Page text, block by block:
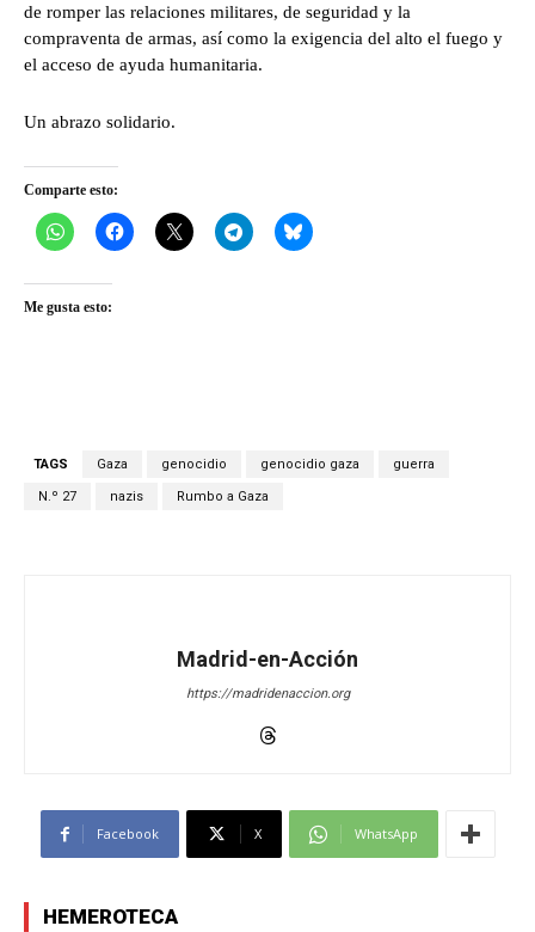
de romper las relaciones militares, de seguridad y la
compraventa de armas, así como la exigencia del alto el fuego y
el acceso de ayuda humanitaria.
Un abrazo solidario.
Comparte esto:
Me gusta esto:
TAGS Gaza genocidio genocidio gaza guerra
N.º 27 nazis Rumbo a Gaza
Madrid-en-Acción
https://madridenaccion.org
Facebook X WhatsApp
HEMEROTECA